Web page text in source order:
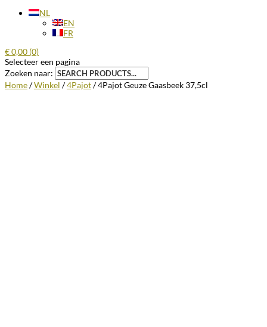
NL
EN
FR
€0,00 (0)
Selecteer een pagina
Zoeken naar:
Home/Winkel /4Pajot/ 4Pajot Geuze Gaasbeek 37,5cl